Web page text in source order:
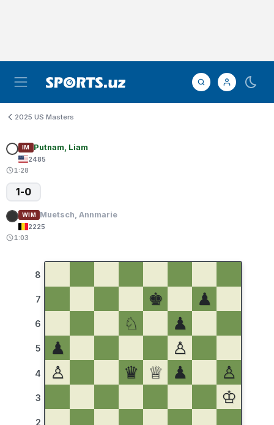
2025 US Masters
IM Putnam, Liam
2485
1:28
1-0
WIM Muetsch, Annmarie
2225
1:03
8
7
6
5
4
3
2
♚
♟
♘
♟
♟
♙
♙
♛ ♕ ♟
♙
♔